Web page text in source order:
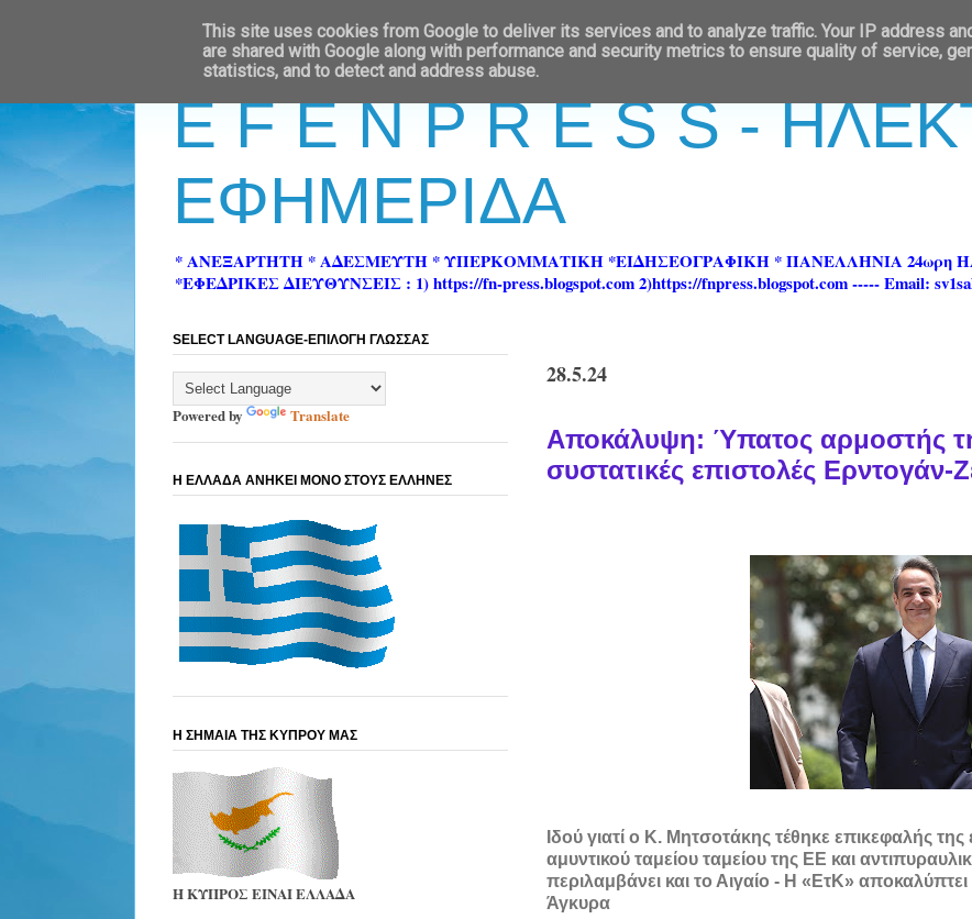
E F E N P R E S S -
ΕΦΗΜΕΡΙΔΑ
* ΑΝΕΞΑΡΤΗΤΗ * ΑΔΕΣΜΕΥΤΗ * ΥΠΕΡΚΟΜΜΑΤΙΚΗ *ΕΙΔΗΣΕΟΓΡΑΦΙΚΗ * ΠΑΝΕΛΛΗΝΙΑ 24ωρη
*ΕΦΕΔΡΙΚΕΣ ΔΙΕΥΘΥΝΣΕΙΣ : 1) https://fn-press.blogspot.com 2)https://fnpress.blogspot.com ----- Email:
28.5.24
Αποκάλυψη: Ύπατος αρμοστής
συστατικές επιστολές Ερντογάν-
Ιδού γιατί ο Κ. Μητσοτάκης τέθηκε επικεφαλής της
αμυντικού ταμείου ταμείου της ΕΕ και
περιλαμβάνει και το Αιγαίο - Η «EτΚ»
Άγκυρα
SELECT LANGUAGE-ΕΠΙΛΟΓΗ ΓΛΩΣΣΑΣ
Powered by Translate
Η ΕΛΛΑΔΑ ΑΝΗΚΕΙ ΜΟΝΟ ΣΤΟΥΣ ΕΛΛΗΝΕΣ
Η ΣΗΜΑΙΑ ΤΗΣ ΚΥΠΡΟΥ ΜΑΣ
Η ΚΥΠΡΟΣ ΕΙΝΑΙ ΕΛΛΑΔΑ
This site uses cookies from Google to deliver its services and to analyze traffic. Your IP address
are shared with Google along with performance and security metrics to ensure quality of service,
statistics, and to detect and address abuse.